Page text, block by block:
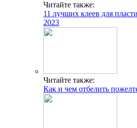
Читайте также:
11 лучших клеев для
2023
Читайте также:
Как и чем отбелить